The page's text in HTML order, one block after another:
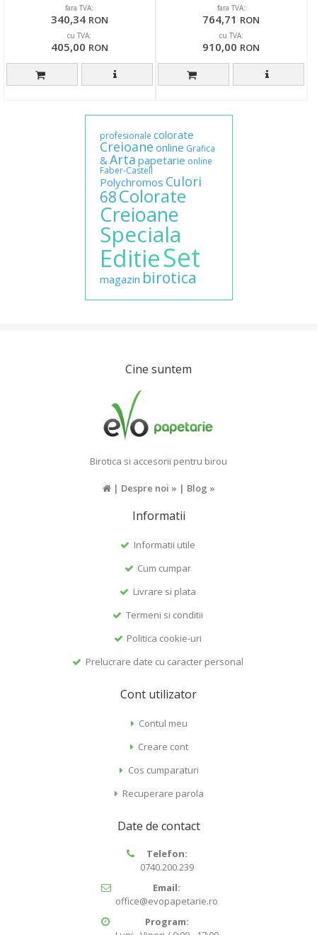
fara TVA:
340,34 RON
cu TVA:
405,00 RON
fara TVA:
764,71 RON
cu TVA:
910,00 RON
profesionale colorate
Creioane online Grafica
& Arta papetarie online
Faber-Castell
Polychromos Culori
68Colorate
Creioane
Speciala
EditieSet
magazin birotica
Cine suntem
Birotica si accesorii pentru birou
| Despre noi » | Blog »
Informatii
Informatii utile
Cum cumpar
Livrare si plata
Termeni si conditii
Politica cookie-uri
Prelucrare date cu caracter personal
Cont utilizator
Contul meu
Creare cont
Cos cumparaturi
Recuperare parola
Date de contact
Telefon:
0740.200.239
Email:
office@evopapetarie.ro
Program: